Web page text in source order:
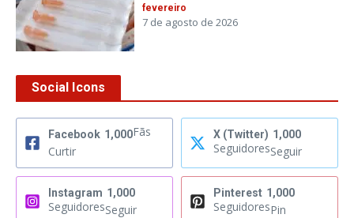
fevereiro
7 de agosto de 2026
Social Icons
Facebook 1,000Fãs
Curtir
X (Twitter) 1,000
SeguidoresSeguir
Instagram 1,000
SeguidoresSeguir
Pinterest 1,000
SeguidoresPin